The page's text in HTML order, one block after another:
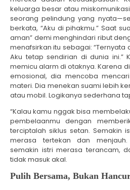
keluarga besar atau
seorang pelindung yang
berkata, “Aku di pihakmu.” Saat
aman” demi menghindari ribut
menafsirkan itu sebagai:
Aku tetap sendirian di dunia ini.”
memicu alarm di otaknya. Karena
emosional, dia mencoba
materi. Dia menekan suami lebih
atau mobil. Logikanya sederhana
“Kalau kamu nggak bisa
pembelaanmu dengan
terciptalah siklus setan. Semakin
merasa tertekan dan
semakin istri merasa terancam,
tidak masuk akal.
Pulih Bersama, Bukan